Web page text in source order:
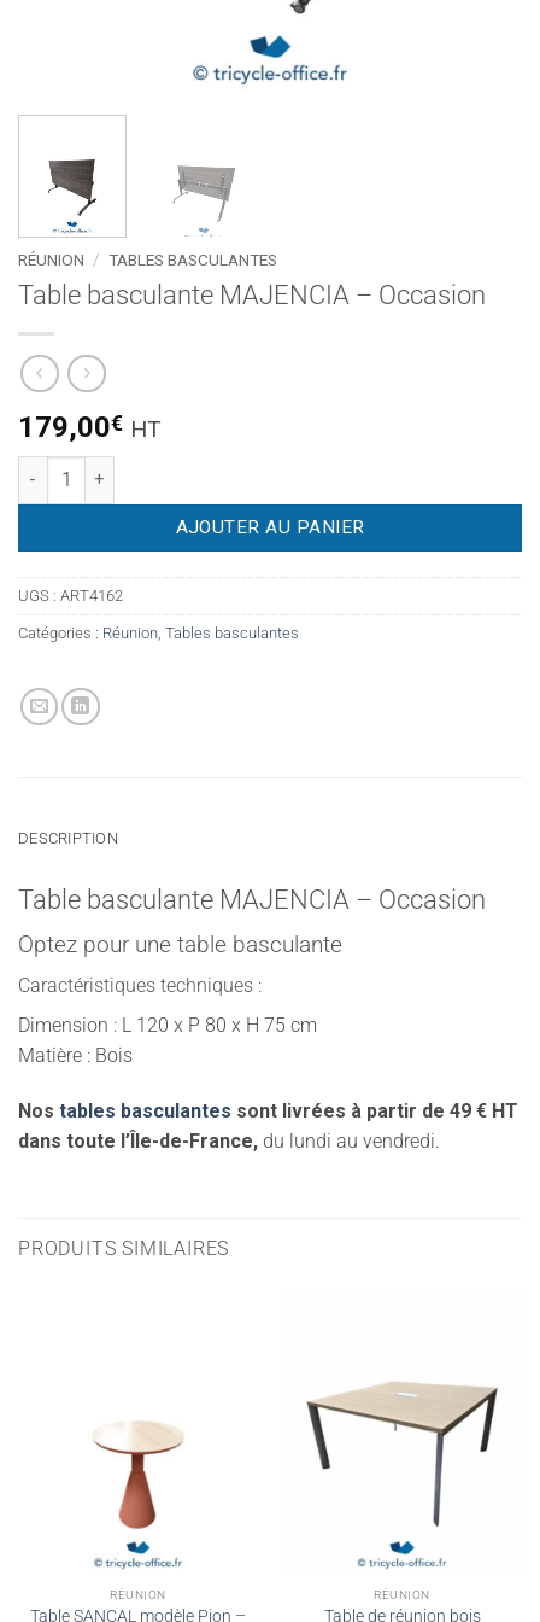
RÉUNION / TABLES BASCULANTES
Table basculante MAJENCIA – Occasion
179,00€ HT
quantité de Table basculante MAJENCIA - Occasion
AJOUTER AU PANIER
UGS : ART4162
Catégories : Réunion Tables basculantes
DESCRIPTION
Table basculante MAJENCIA – Occasion
Optez pour une table basculante
Caractéristiques techniques :
Dimension : L 120 x P 80 x H 75 cm
Matière : Bois
Nos tables basculantes sont livrées à partir de 49 € HT
dans toute l’Île-de-France, du lundi au vendredi.
PRODUITS SIMILAIRES
RÉUNION
Table SANCAL modèle Pion –
RÉUNION
Table de réunion bois